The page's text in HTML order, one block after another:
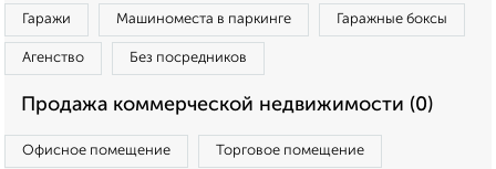
Гаражи Машиноместа в паркинге Гаражные боксы
Агенство Без посредников
Продажа коммерческой недвижимости (0)
Офисное помещение Торговое помещение